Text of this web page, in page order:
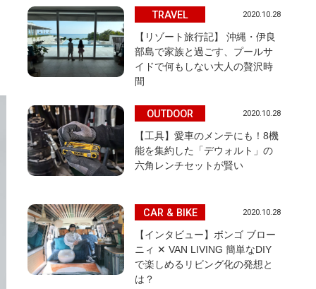
TRAVEL 2020.10.28
【リゾート旅行記】 沖縄・伊良
部島で家族と過ごす、プールサ
イドで何もしない大人の贅沢時
間
OUTDOOR 2020.10.28
【工具】愛車のメンテにも！8機
能を集約した「デウォルト」の
六角レンチセットが賢い
CAR & BIKE 2020.10.28
【インタビュー】ボンゴ ブロー
ニィ ✕ VAN LIVING 簡単なDIY
で楽しめるリビング化の発想と
は？